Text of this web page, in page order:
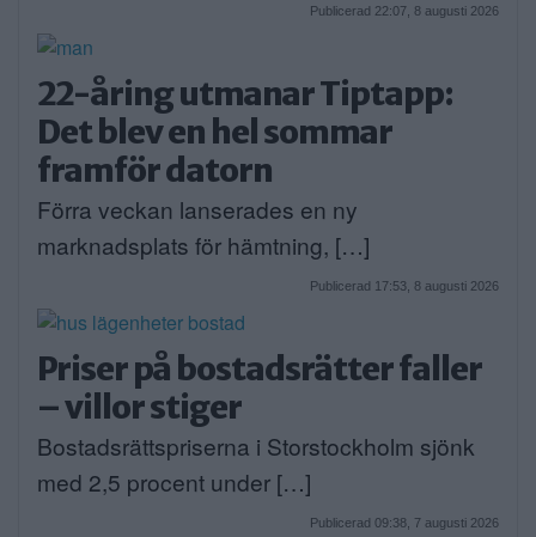
Publicerad 22:07, 8 augusti 2026
22-åring utmanar Tiptapp:
Det blev en hel sommar
framför datorn
Förra veckan lanserades en ny
marknadsplats för hämtning, […]
Publicerad 17:53, 8 augusti 2026
Priser på bostadsrätter faller
– villor stiger
Bostadsrättspriserna i Storstockholm sjönk
med 2,5 procent under […]
Publicerad 09:38, 7 augusti 2026